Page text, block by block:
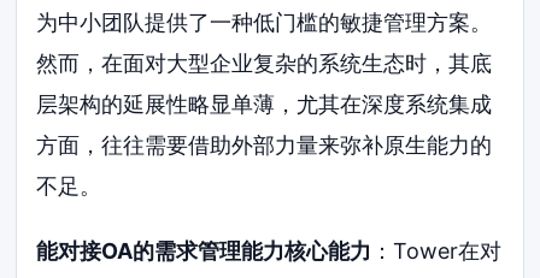
为中小团队提供了一种低门槛的敏捷管理方案。
然而，在面对大型企业复杂的系统生态时，其底
层架构的延展性略显单薄，尤其在深度系统集成
方面，往往需要借助外部力量来弥补原生能力的
不足。
能对接OA的需求管理能力核心能力 ：Tower在对